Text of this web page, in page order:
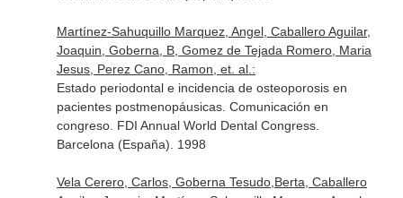
Martínez-Sahuquillo Marquez, Angel, Caballero Aguilar,
Joaquin, Goberna, B, Gomez de Tejada Romero, Maria
Jesus, Perez Cano, Ramon, et. al.:
Estado periodontal e incidencia de osteoporosis en
pacientes postmenopáusicas. Comunicación en
congreso. FDI Annual World Dental Congress.
Barcelona (España). 1998
Vela Cerero, Carlos, Goberna Tesudo,Berta, Caballero